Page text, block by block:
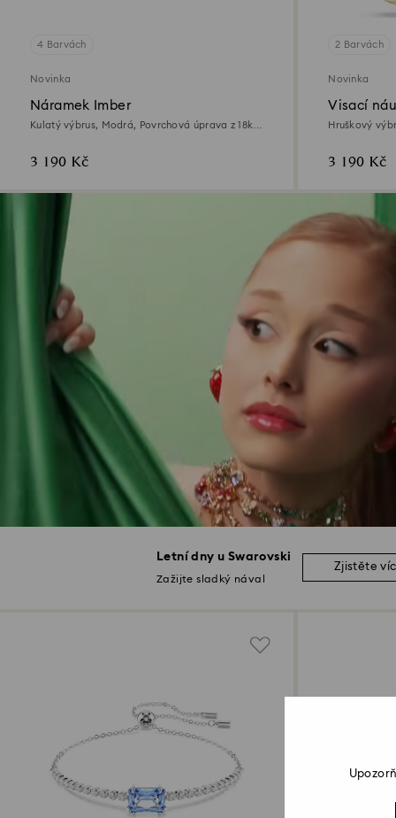
Letní dny u Swarovski
Zažijte sladký nával
Zjistěte
4 Barvách
Novinka
Náramek Imber
Kulatý výbrus, Modrá, Povrchová úprava z 18k
3 190 Kč
2 Barvách
Novinka
Visací
Hruškový
3 190 Kč